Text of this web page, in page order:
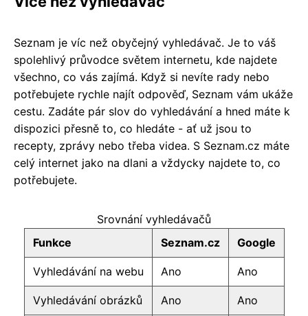
Seznam je víc než obyčejný vyhledávač. Je to váš
spolehlivý průvodce světem internetu, kde najdete
všechno, co vás zajímá. Když si nevíte rady nebo
potřebujete rychle najít odpověď, Seznam vám ukáže
cestu. Zadáte pár slov do vyhledávání a hned máte k
dispozici přesně to, co hledáte - ať už jsou to
recepty, zprávy nebo třeba videa. S Seznam.cz máte
celý internet jako na dlani a vždycky najdete to, co
potřebujete.
Srovnání vyhledávačů
Funkce
Seznam.cz Google
Vyhledávání na webu Ano Ano
Vyhledávání obrázků Ano Ano